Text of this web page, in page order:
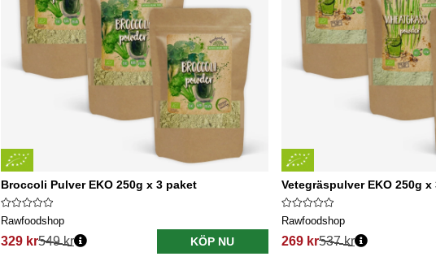
Broccoli Pulver EKO 250g x 3 paket
Rawfoodshop
329 kr549 kr KÖP NU
Vetegräspulver EKO 250g x
Rawfoodshop
269 kr537 kr